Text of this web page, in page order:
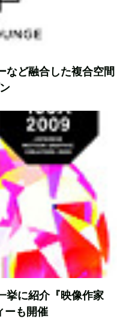
など融合した複合空間
挙に紹介『映像作家
ーも開催